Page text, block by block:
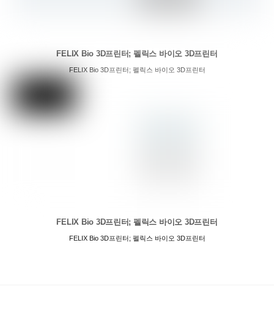
FELIX Bio 3D프린터; 펠릭스 바이오 3D프린터
FELIX Bio 3D프린터; 펠릭스 바이오 3D프린터
FELIX Bio 3D프린터; 펠릭스 바이오 3D프린터
FELIX Bio 3D프린터; 펠릭스 바이오 3D프린터